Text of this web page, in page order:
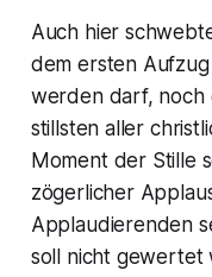
Auch hier
dem ersten
werden darf, noch
stillsten aller
Moment der Stille
zögerlicher
Applaudierenden
soll nicht gewertet